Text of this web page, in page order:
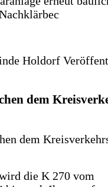
Holdorf
dem
die K 270 vom